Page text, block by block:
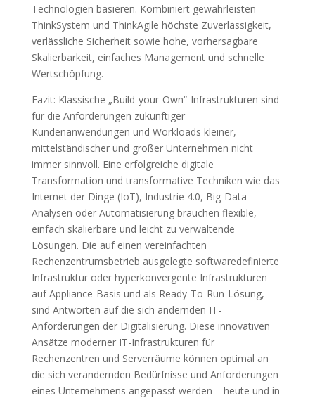
Technologien basieren. Kombiniert gewährleisten
ThinkSystem und ThinkAgile höchste Zuverlässigkeit,
verlässliche Sicherheit sowie hohe, vorhersagbare
Skalierbarkeit, einfaches Management und schnelle
Wertschöpfung.
Fazit: Klassische „Build-your-Own“-Infrastrukturen sind
für die Anforderungen zukünftiger
Kundenanwendungen und Workloads kleiner,
mittelständischer und großer Unternehmen nicht
immer sinnvoll. Eine erfolgreiche digitale
Transformation und transformative Techniken wie das
Internet der Dinge (IoT), Industrie 4.0, Big-Data-
Analysen oder Automatisierung brauchen flexible,
einfach skalierbare und leicht zu verwaltende
Lösungen. Die auf einen vereinfachten
Rechenzentrumsbetrieb ausgelegte softwaredefinierte
Infrastruktur oder hyperkonvergente Infrastrukturen
auf Appliance-Basis und als Ready-To-Run-Lösung,
sind Antworten auf die sich ändernden IT-
Anforderungen der Digitalisierung. Diese innovativen
Ansätze moderner IT-Infrastrukturen für
Rechenzentren und Serverräume können optimal an
die sich verändernden Bedürfnisse und Anforderungen
eines Unternehmens angepasst werden – heute und in